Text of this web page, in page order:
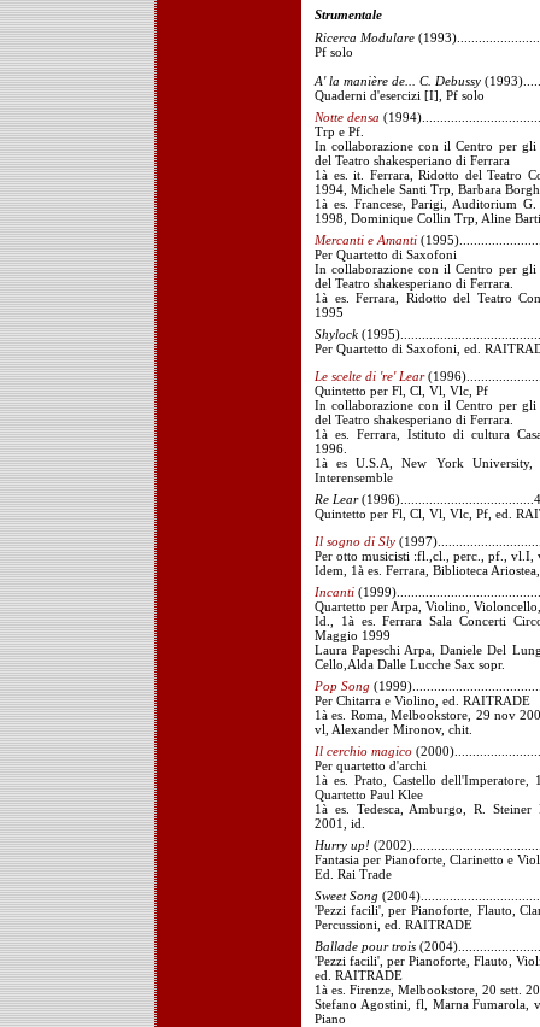
Strumentale
Ricerca Modulare
Pf solo
A' la manière de... C. Debussy
Quaderni d'esercizi [I], Pf solo
Notte densa
Trp e Pf.
In collaborazione con il Centro per gli
del Teatro shakesperiano di Ferrara
1à es. it. Ferrara, Ridotto del Teatro
1994, Michele Santi Trp, Barbara
1à es. Francese, Parigi, Auditorium
1998, Dominique Collin Trp, Aline
Mercanti e Amanti
Per Quartetto di Saxofoni
In collaborazione con il Centro per gli
del Teatro shakesperiano di Ferrara.
1à es. Ferrara, Ridotto del Teatro
1995
Shylock
Per Quartetto di Saxofoni, ed.
Le scelte di 're' Lear
Quintetto per Fl, Cl, Vl, Vlc, Pf
In collaborazione con il Centro per gli
del Teatro shakesperiano di Ferrara.
1à es. Ferrara, Istituto di cultura
1996.
1à es U.S.A, New York University,
Interensemble
Re Lear
Quintetto per Fl, Cl, Vl, Vlc, Pf, ed.
Il sogno di Sly
Per otto musicisti :fl.,cl., perc., pf.,
Idem, 1à es. Ferrara, Biblioteca
Incanti
Quartetto per Arpa, Violino,
Id., 1à es. Ferrara Sala Concerti
Maggio 1999
Laura Papeschi Arpa, Daniele Del
Cello,Alda Dalle Lucche Sax sopr.
Pop Song
Per Chitarra e Violino, ed. RAITRADE
1à es. Roma, Melbookstore, 29 nov
vl, Alexander Mironov, chit.
Il cerchio magico
Per quartetto d'archi
1à es. Prato, Castello dell'Imperatore,
Quartetto Paul Klee
1à es. Tedesca, Amburgo, R. Steiner
2001, id.
Hurry up!
Fantasia per Pianoforte, Clarinetto e
Ed. Rai Trade
Sweet Song
'Pezzi facili', per Pianoforte, Flauto,
Percussioni, ed. RAITRADE
Ballade pour trois
'Pezzi facili', per Pianoforte, Flauto,
ed. RAITRADE
1à es. Firenze, Melbookstore, 20 sett.
Stefano Agostini, fl, Marna Fumarola,
Piano